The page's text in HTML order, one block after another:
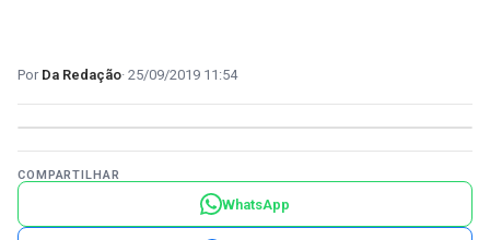
Da Redação 25/09/2019 11:54
COMPARTILHAR
WhatsApp